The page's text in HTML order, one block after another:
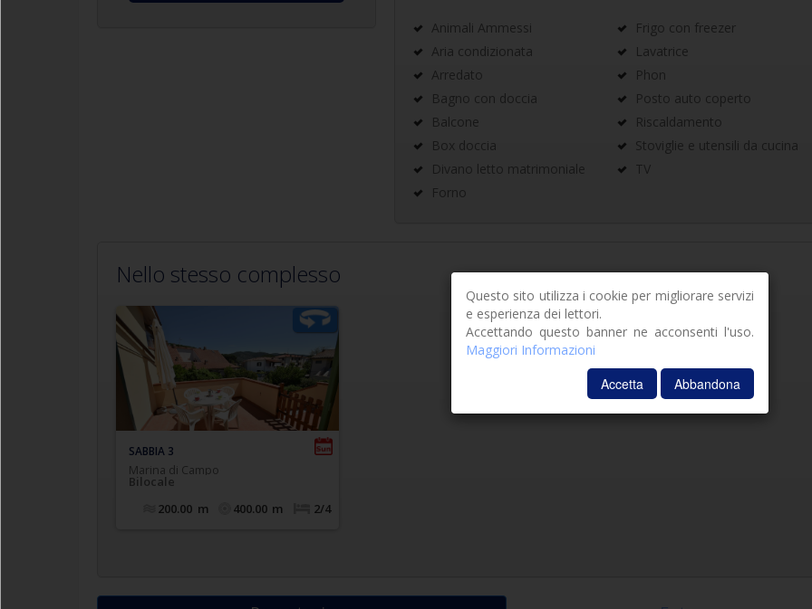
Animali Ammessi
Aria condizionata
Arredato
Bagno con doccia
Balcone
Box doccia
Divano letto matrimoniale
Forno
Frigo con freezer
Lavatrice
Phon
Posto auto coperto
Riscaldamento
Stoviglie e utensili da cucina
TV
Nello stesso complesso
Bilocale climatizzato posto a piano
Questo sito utilizza i cookie per migliorare servizi
e esperienza dei lettori.
Accettando questo banner ne acconsenti l'uso.
Maggiori Informazioni
Accetta Abbandona